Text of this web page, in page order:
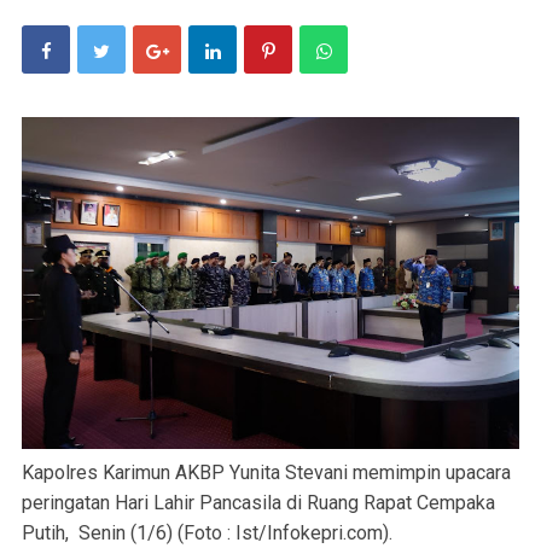
Kapolres Karimun AKBP Yunita Stevani memimpin upacara
peringatan Hari Lahir Pancasila di Ruang Rapat Cempaka
Putih, Senin (1/6) (Foto : Ist/Infokepri.com).